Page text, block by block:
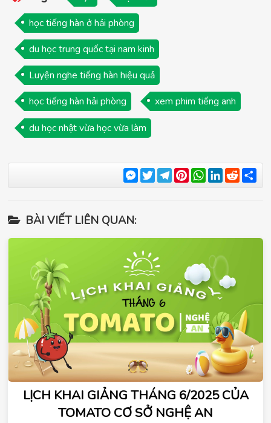
học tiếng hàn ở hải phòng
du học trung quốc tại nam kinh
Luyện nghe tiếng hàn hiệu quả
học tiếng hàn hải phòng
xem phim tiếng anh
du học nhật vừa học vừa làm
Messenger
TwitterTelegram
Pinterest
WhatsApp
LinkedIn
Reddit
BÀI VIẾT LIÊN QUAN:
LỊCH KHAI GIẢNG THÁNG 6/2025 CỦA
TOMATO CƠ SỞ NGHỆ AN